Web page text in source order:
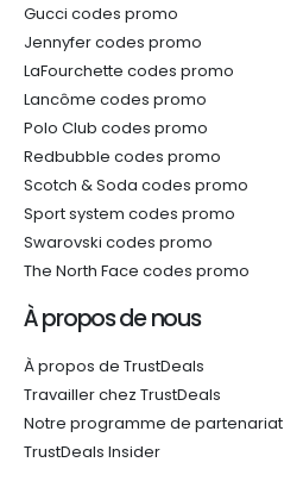
Gucci codes promo
Jennyfer codes promo
LaFourchette codes promo
Lancôme codes promo
Polo Club codes promo
Redbubble codes promo
Scotch & Soda codes promo
Sport system codes promo
Swarovski codes promo
The North Face codes promo
À propos de nous
À propos de TrustDeals
Travailler chez TrustDeals
Notre programme de partenariat
TrustDeals Insider